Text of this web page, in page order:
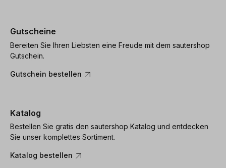
Gutscheine
Bereiten Sie Ihren Liebsten eine Freude mit dem sautershop
Gutschein.
Gutschein bestellen
Katalog
Bestellen Sie gratis den sautershop Katalog und entdecken
Sie unser komplettes Sortiment.
Katalog bestellen